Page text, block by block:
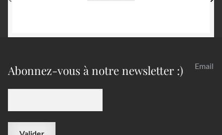
Abonnez-vous à notre newsletter :) Email